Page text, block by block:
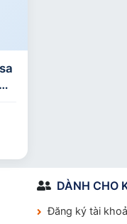
DÀNH CHO
Đăng ký tài